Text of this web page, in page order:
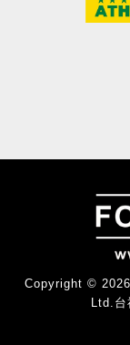
Copyright ©
Ltd.